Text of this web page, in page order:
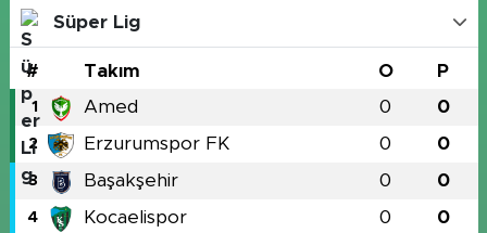
Süper Lig
# Takım O P
1 Amed 0 0
2 Erzurumspor FK 0 0
3 Başakşehir 0 0
4 Kocaelispor 0 0